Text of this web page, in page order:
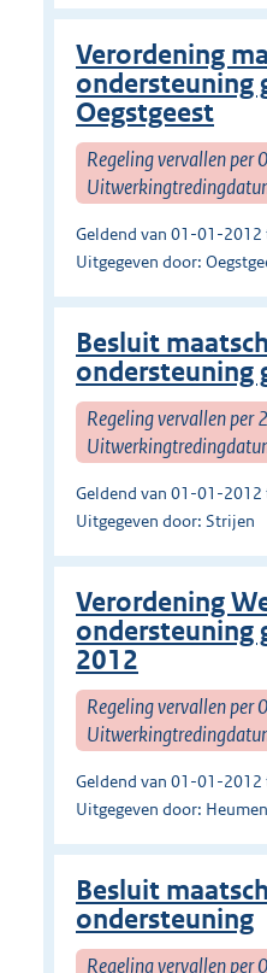
Verordening
ondersteuning
Oegstgeest
Regeling vervallen
Geldend van 01-01-
Uitgegeven door:
Besluit
ondersteuning
Regeling vervallen
Geldend van 01-01-
Uitgegeven door: Strijen
Verordening
ondersteuning
2012
Regeling vervallen
Geldend van 01-01-
Uitgegeven door: Heumen
Besluit
ondersteuning
Regeling vervallen